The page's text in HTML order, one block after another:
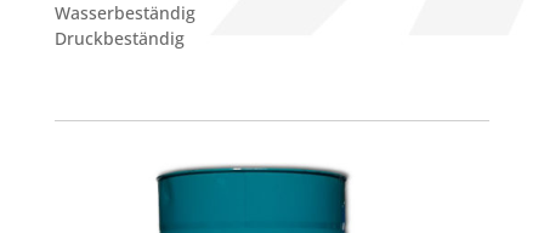
Wasserbeständig
Druckbeständig